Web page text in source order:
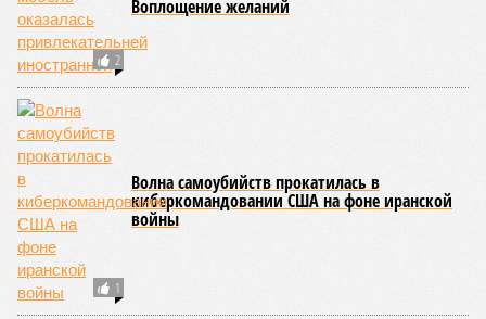
процессы на планете включают в себя всевозможные
геологические, метеорологические и физические явления,
которые для человека довольно опасны. Или попросту
смертельны. И вот несколько тому примеров.
Все стихии сразу
Около 100 лет назад в Поднебесной приключилось то, что
у нас назвали бы тридцатью тремя несчастьями. Страну
последовательно поразили: многолетняя засуха, страшный
паводок, невероятные ливни. Несколько миллионов
человек не пережили этот разгул стихий. Вот что тогда
приключилось.